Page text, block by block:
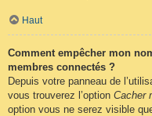
Haut
Comment empêcher mon
membres connectés ?
Depuis votre panneau de
vous trouverez l’option Cacher
option vous ne serez visible